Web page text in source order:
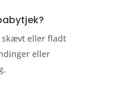
skævt eller fladt
eller